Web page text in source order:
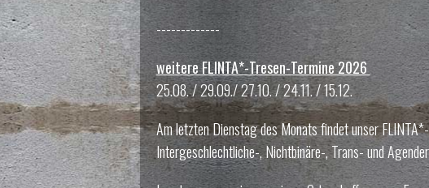
-------------
weitere FLINTA*-Tresen-Termine 2026
25.08. / 29.09./ 27.10. / 24.11. / 15.12.
Am letzten Dienstag des Monats findet unser
Intergeschlechtliche-, Nichtbinäre-, Trans- und